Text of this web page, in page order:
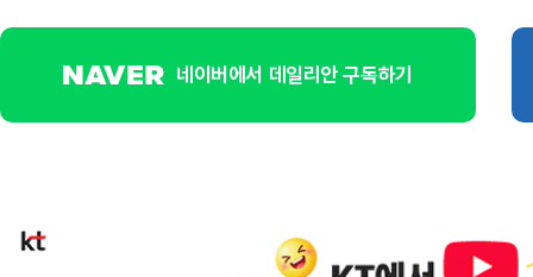
네이버에서 데일리안 구독하기